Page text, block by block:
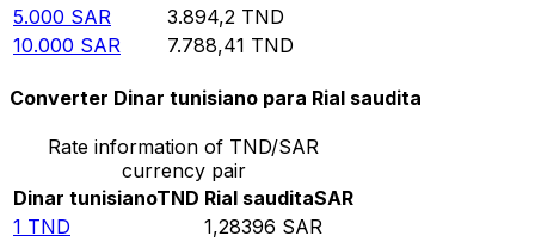
5.000 SAR 3.894,2 TND
10.000 SAR 7.788,41 TND
Converter Dinar tunisiano para Rial saudita
Rate information of TND/SAR
currency pair
Dinar tunisianoTND Rial sauditaSAR
1 TND 1,28396 SAR